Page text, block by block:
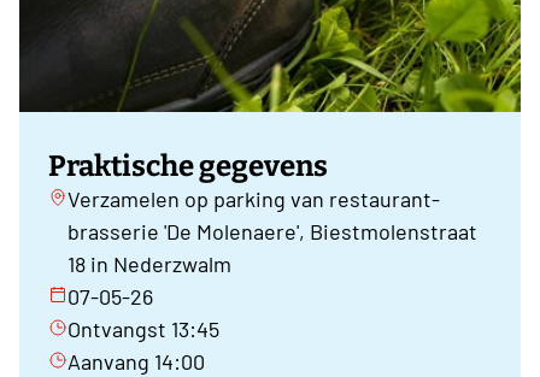
Praktische gegevens
Verzamelen op parking van restaurant-
brasserie 'De Molenaere', Biestmolenstraat
18 in Nederzwalm
07-05-26
Ontvangst 13:45
Aanvang 14:00